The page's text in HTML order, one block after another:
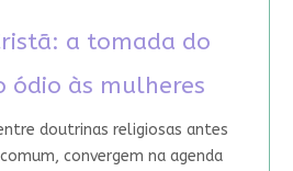
a tomada do
ódio às mulheres
doutrinas religiosas antes
comum, convergem na agenda